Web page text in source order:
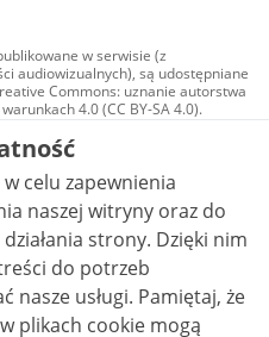
w serwisie (z
audiowizualnych), są udostępniane
Commons: uznanie autorstwa
4.0 (CC BY-SA 4.0).
w tym zdjęcia, materiały
na licencji typu
uznanie autorstwa użycie
utworów zależnych 4.0 (CC BY-
jest to stwierdzone inaczej.
celu zapewnienia
naszej witryny oraz do
strony. Dzięki nim
do potrzeb
Pamiętaj, że
plikach cookie mogą